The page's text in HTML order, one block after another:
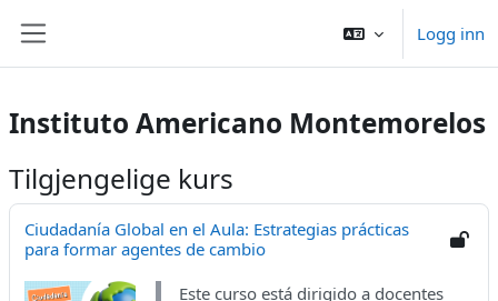
Logg inn
Instituto Americano Montemorelos
Tilgjengelige kurs
Ciudadanía Global en el Aula: Estrategias prácticas
para formar agentes de cambio
Este curso está dirigido a docentes